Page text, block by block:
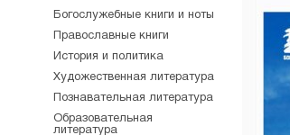
Богослужебные книги и ноты
Православные книги
История и политика
Художественная литература
Познавательная литература
Образовательная
литература